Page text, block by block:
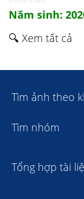
Năm sinh:
🔍 Xem tất cả
Tìm ảnh theo
Tìm nhóm
Tổng hợp tài